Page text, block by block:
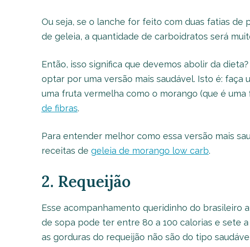
Ou seja, se o lanche for feito com duas fatias de
de geleia, a quantidade de carboidratos será
Então, isso significa que devemos abolir da
optar por uma versão mais saudável. Isto é: faça
uma fruta vermelha como o morango (que é
de fibras.
Para entender melhor como essa versão mais
receitas de geleia de morango low carb.
2. Requeijão
Esse acompanhamento queridinho do brasileiro
de sopa pode ter entre 80 a 100 calorias e sete
as gorduras do requeijão não são do tipo